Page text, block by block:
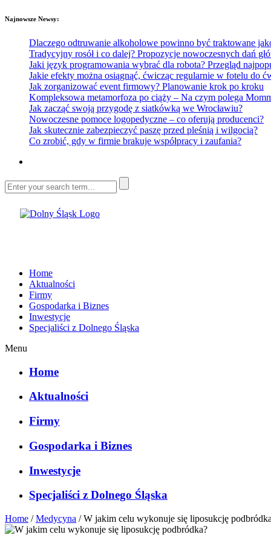
Najnowsze Newsy:
Dlaczego odtruwanie alkoholowe powinno być traktowane
Tradycyjny rosół i co dalej? Propozycje nowoczesnych dań
Jaki język programowania wybrać dla robota? Przegląd
Jakie efekty można osiągnąć, ćwicząc regularnie w fotelu do
Jak zorganizować event firmowy? Planowanie krok po kroku
Kompleksowa metamorfoza po ciąży – Na czym polega
Jak zacząć swoją przygodę z siatkówką we Wrocławiu?
Nowoczesne pomoce logopedyczne – co oferują producenci?
Jak skutecznie zabezpieczyć paszę przed pleśnią i wilgocią?
Co zrobić, gdy w firmie brakuje współpracy i zaufania?
Home
Aktualności
Firmy
Gospodarka i Biznes
Inwestycje
Specjaliści z Dolnego Śląska
Menu
Home
Aktualności
Firmy
Gospodarka i Biznes
Inwestycje
Specjaliści z Dolnego Śląska
Home /Medycyna /W jakim celu wykonuje się liposukcję